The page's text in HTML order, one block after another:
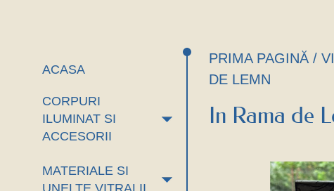
ACASA
+
CORPURI
ILUMINAT SI
ACCESORII
+
MATERIALE SI
UNELTE VITRALII
PRIMA PAGINĂ /
DE LEMN
In Rama de